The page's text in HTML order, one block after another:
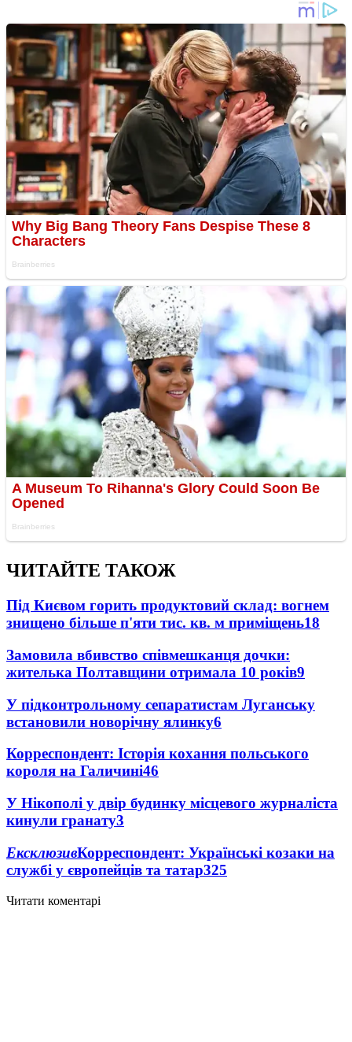
ЧИТАЙТЕ ТАКОЖ
Під Києвом горить продуктовий склад: вогнем
знищено більше п'яти тис. кв. м приміщень18
Замовила вбивство співмешканця дочки:
жителька Полтавщини отримала 10 років9
У підконтрольному сепаратистам Луганську
встановили новорічну ялинку6
Корреспондент: Історія кохання польського
короля на Галичині46
У Нікополі у двір будинку місцевого журналіста
кинули гранату3
ЕксклюзивКорреспондент: Українські козаки на
службі у європейців та татар325
Читати коментарі